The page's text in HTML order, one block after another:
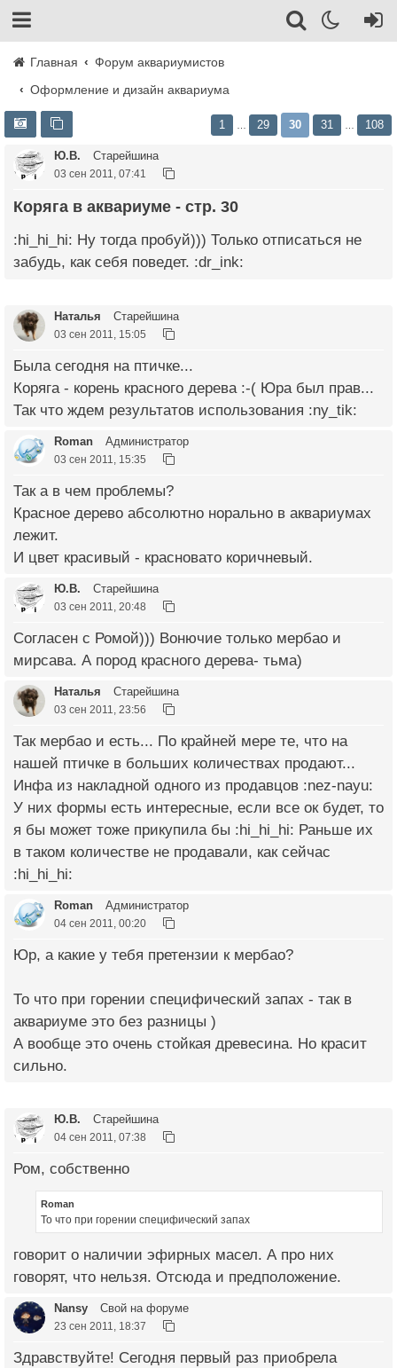
Главная
Форум аквариумистов
Оформление и дизайн аквариума
1 29 30 31 108
Ю.В. Старейшина
03 сен 2011, 07:41
Коряга в аквариуме - стр. 30
:hi_hi_hi: Ну тогда пробуй))) Только отписаться не
забудь, как себя поведет. :dr_ink:
Наталья Старейшина
03 сен 2011, 15:05
Была сегодня на птичке...
Коряга - корень красного дерева :-( Юра был прав...
Так что ждем результатов использования :ny_tik:
Roman Администратор
03 сен 2011, 15:35
Так а в чем проблемы?
Красное дерево абсолютно норально в аквариумах
лежит.
И цвет красивый - красновато коричневый.
Ю.В. Старейшина
03 сен 2011, 20:48
Согласен с Ромой))) Вонючие только мербао и
мирсава. А пород красного дерева- тьма)
Наталья Старейшина
03 сен 2011, 23:56
Так мербао и есть... По крайней мере те, что на
нашей птичке в больших количествах продают...
Инфа из накладной одного из продавцов :nez-nayu:
У них формы есть интересные, если все ок будет, то
я бы может тоже прикупила бы :hi_hi_hi: Раньше их
в таком количестве не продавали, как сейчас
:hi_hi_hi:
Roman Администратор
04 сен 2011, 00:20
Юр, а какие у тебя претензии к мербао?
То что при горении специфический запах - так в
аквариуме это без разницы )
А вообще это очень стойкая древесина. Но красит
сильно.
Ю.В. Старейшина
04 сен 2011, 07:38
Ром, собственно
Roman
То что при горении специфический запах
говорит о наличии эфирных масел. А про них
говорят, что нельзя. Отсюда и предположение.
Nansy Свой на форуме
23 сен 2011, 18:37
Здравствуйте! Сегодня первый раз приобрела